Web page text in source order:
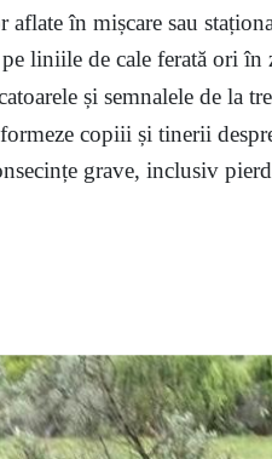
în mișcare sau
liniile de cale ferată ori în
și semnalele de la
copiii și tinerii
grave, inclusiv